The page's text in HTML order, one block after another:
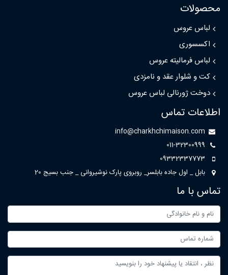
محصولات
لباس عروس
اکسسوری
لباس فرمالیته عروس
کت و شلوار عقد و نامزدی
دوخت ژورنالی لباس عروس
اطلاعات تماس
info@charkhchimaison.com
011-32300999
09332337773
بابل _ اول جاده بابلسر_ روبروی پارک نوشیروانی _ جنب بسیج 20
تماس با ما